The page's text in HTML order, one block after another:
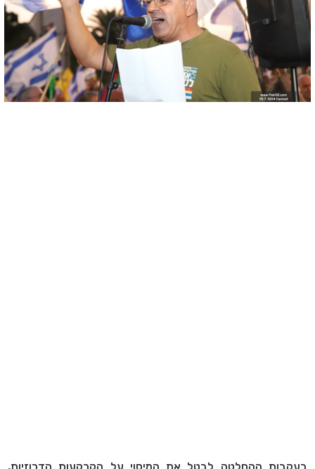
בעקבות ההחלטה לבטל את המיסוי על הקרקעות הדרוזיות,